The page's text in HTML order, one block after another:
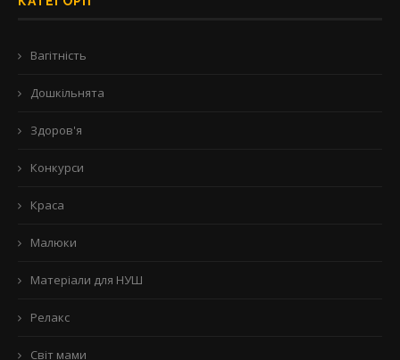
Вагітність
Дошкільнята
Здоров'я
Конкурси
Краса
Малюки
Матеріали для НУШ
Релакс
Світ мами